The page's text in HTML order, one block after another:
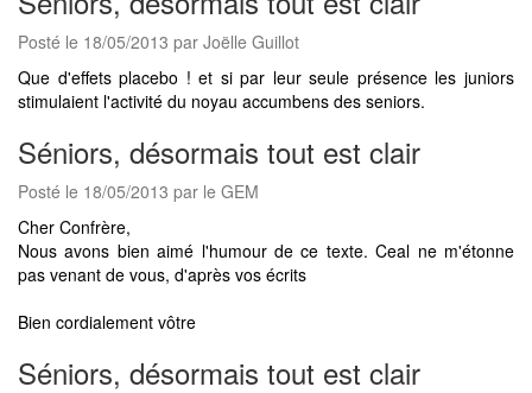
Posté le 18/05/2013 par Joëlle Guillot
Que d'effets placebo ! et si par leur seule présence les juniors
stimulaient l'activité du noyau accumbens des seniors.
Séniors, désormais tout est clair
Posté le 18/05/2013 par le GEM
Cher Confrère,
Nous avons bien aimé l'humour de ce texte. Ceal ne m'étonne
pas venant de vous, d'après vos écrits
Bien cordialement vôtre
Séniors, désormais tout est clair